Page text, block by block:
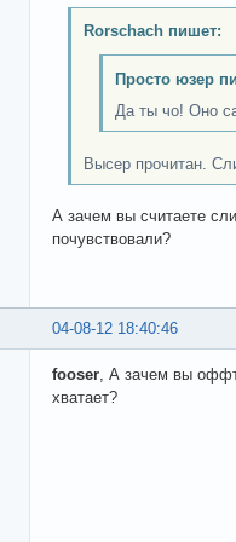
Rorschach пишет:
Просто юзер
Да ты чо! Оно
Высер прочитан.
А зачем вы считаете
почувствовали?
04-08-12 18:40:46
fooser, А зачем вы
хватает?